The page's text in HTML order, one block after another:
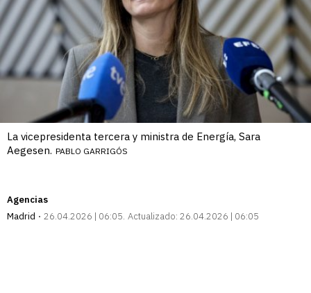
La vicepresidenta tercera y ministra de Energía, Sara
Aegesen. PABLO GARRIGÓS
Agencias
Madrid
26.04.2026 | 06:05 Actualizado: 26.04.2026 | 06:05